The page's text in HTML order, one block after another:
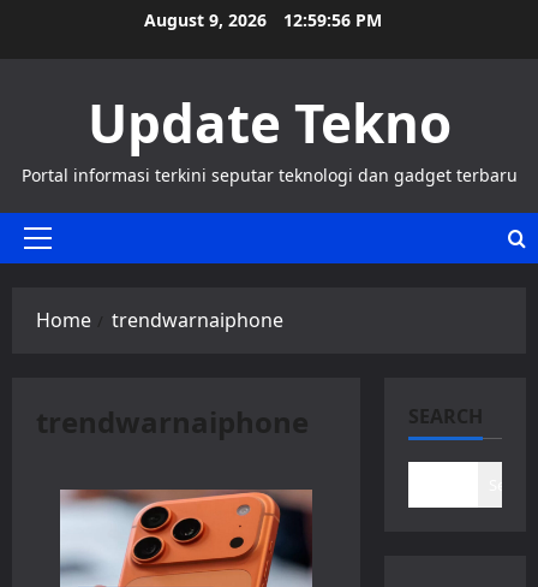
August 9, 2026 12:59:56 PM
Update Tekno
Portal informasi terkini seputar teknologi dan gadget terbaru
Primary
Home trendwarnaiphone
trendwarnaiphone SEARCH